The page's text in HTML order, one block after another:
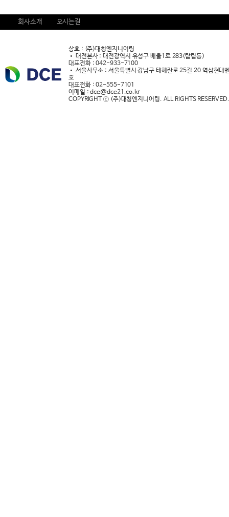
회사소개 오시는길
상호 : (주)대청엔지니어링
• 대전본사 : 대전광역시 유성구 배울1로 283(탑립동)
대표전화 : 042-933-7100
• 서울사무소 : 서울특별시 강남구 테헤란로 25길 20 역삼현대
호
대표전화 : 02-555-7101
이메일 : dce@dce21.co.kr
COPYRIGHT ⓒ (주)대청엔지니어링. ALL RIGHTS RESERVED.